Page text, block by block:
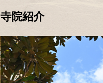
寺院紹介